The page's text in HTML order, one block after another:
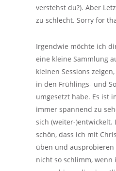
verstehst du?). Aber
zu schlecht. Sorry for
Irgendwie möchte ich
eine kleine Sammlung
kleinen Sessions
in den Frühlings- und
umgesetzt habe. Es ist
immer spannend zu
sich (weiter-)entwickelt.
schön, dass ich mit
üben und ausprobieren
nicht so schlimm, wenn